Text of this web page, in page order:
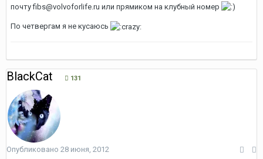
почту fibs@volvoforlife.ru или прямиком на клубный номер
По четвергам я не кусаюсь
BlackCat 131
Опубликовано 28 июня, 2012